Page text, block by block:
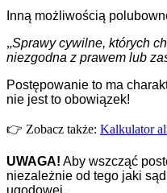
Inną możliwością
„Sprawy cywilne, których
niezgodna z prawem lub
Postępowanie to ma
nie jest to obowiązek!
👉 Zobacz także: Kalkulator
UWAGA! Aby wszcząć
niezależnie od tego jaki
ugodowej.